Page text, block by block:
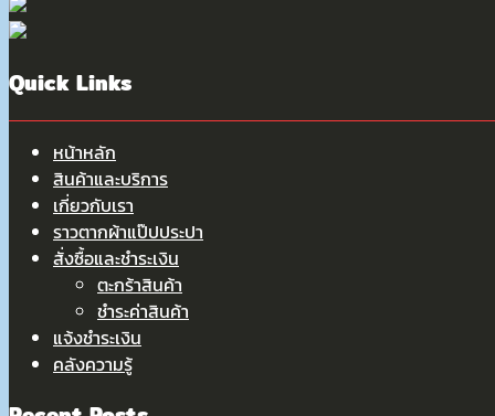
Quick Links
หน้าหลัก
สินค้าและบริการ
เกี่ยวกับเรา
ราวตากผ้าแป๊ปประปา
สั่งซื้อและชำระเงิน
ตะกร้าสินค้า
ชำระค่าสินค้า
แจ้งชำระเงิน
คลังความรู้